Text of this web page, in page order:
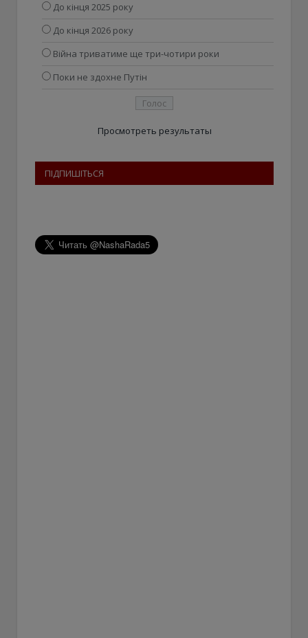
До кінця 2025 року
До кінця 2026 року
Війна триватиме ще три-чотири роки
Поки не здохне Путін
Просмотреть результаты
ПІДПИШІТЬСЯ